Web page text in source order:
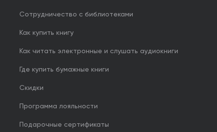
Сотрудничество с библиотеками
Как купить книгу
Как читать электронные и слушать аудиокниги
Где купить бумажные книги
Скидки
Программа лояльности
Подарочные сертификаты